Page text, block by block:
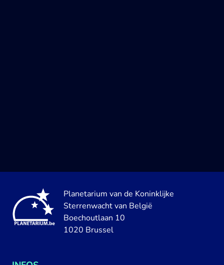
Planetarium van de Koninklijke
Sterrenwacht van België
Boechoutlaan 10
1020 Brussel